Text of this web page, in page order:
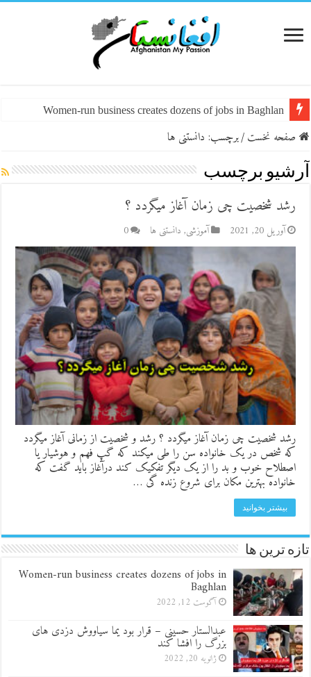
Women-run business creates dozens of jobs in Baghlan
صفحه نخست/برچسب: دانستنی ها
آرشیو برچسب
رشد شخصیت چی زمان آغاز میگردد ؟
آوریل 20, 2021 آموزشی, دانستنی ها 0
رشد شخصیت چی زمان آغاز میگردد ؟ رشد و شخصیت از زمانی آغاز میگردد
که شخص در یک خانواده سن را طی میکند که گپ فهم و هوشیار یا
اصطلاح خوب و بد را از یک دیگر تفکیک کند درآغاز باید گفت که
خانواده بهترین مکان برای شروع زنده گی …
بیشتر بخوانید
تازه ترین ها
Women-run business creates dozens of jobs in
Baghlan
آگوست 12, 2022
عبدالستار حسینی – قرار بود یما سیاووش دزدی های
بزرگ را افشا کند
ژانویه 20, 2022